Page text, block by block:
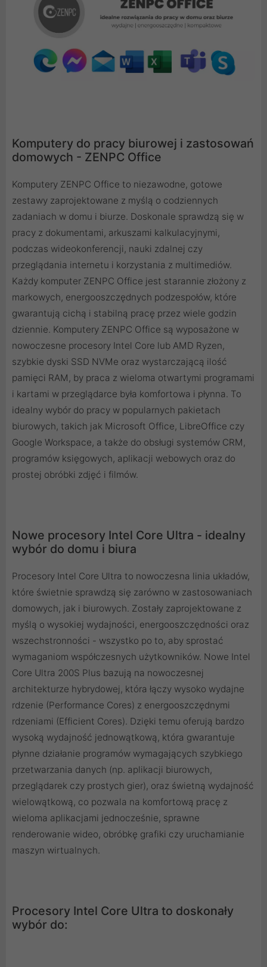
Komputery do pracy biurowej i zastosowań
domowych - ZENPC Office
Komputery ZENPC Office to niezawodne, gotowe
zestawy zaprojektowane z myślą o codziennych
zadaniach w domu i biurze. Doskonale sprawdzą się w
pracy z dokumentami, arkuszami kalkulacyjnymi,
podczas wideokonferencji, nauki zdalnej czy
przeglądania internetu i korzystania z multimediów.
Każdy komputer ZENPC Office jest starannie złożony z
markowych, energooszczędnych podzespołów, które
gwarantują cichą i stabilną pracę przez wiele godzin
dziennie. Komputery ZENPC Office są wyposażone w
nowoczesne procesory Intel Core lub AMD Ryzen,
szybkie dyski SSD NVMe oraz wystarczającą ilość
pamięci RAM, by praca z wieloma otwartymi programami
i kartami w przeglądarce była komfortowa i płynna. To
idealny wybór do pracy w popularnych pakietach
biurowych, takich jak Microsoft Office, LibreOffice czy
Google Workspace, a także do obsługi systemów CRM,
programów księgowych, aplikacji webowych oraz do
prostej obróbki zdjęć i filmów.
Nowe procesory Intel Core Ultra - idealny
wybór do domu i biura
Procesory Intel Core Ultra to nowoczesna linia układów,
które świetnie sprawdzą się zarówno w zastosowaniach
domowych, jak i biurowych. Zostały zaprojektowane z
myślą o wysokiej wydajności, energooszczędności oraz
wszechstronności - wszystko po to, aby sprostać
wymaganiom współczesnych użytkowników. Nowe Intel
Core Ultra 200S Plus bazują na nowoczesnej
architekturze hybrydowej, która łączy wysoko wydajne
rdzenie (Performance Cores) z energooszczędnymi
rdzeniami (Efficient Cores). Dzięki temu oferują bardzo
wysoką wydajność jednowątkową, która gwarantuje
płynne działanie programów wymagających szybkiego
przetwarzania danych (np. aplikacji biurowych,
przeglądarek czy prostych gier), oraz świetną wydajność
wielowątkową, co pozwala na komfortową pracę z
wieloma aplikacjami jednocześnie, sprawne
renderowanie wideo, obróbkę grafiki czy uruchamianie
maszyn wirtualnych.
Procesory Intel Core Ultra to doskonały
wybór do: